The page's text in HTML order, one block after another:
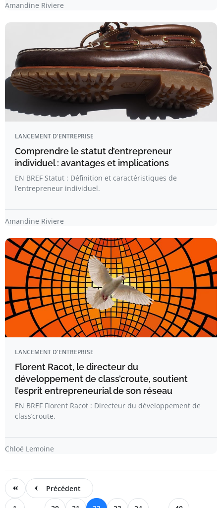
Amandine Riviere
LANCEMENT D'ENTREPRISE
Comprendre le statut d’entrepreneur
individuel : avantages et implications
EN BREF Statut : Définition et caractéristiques de
l’entrepreneur individuel.
Amandine Riviere
LANCEMENT D'ENTREPRISE
Florent Racot, le directeur du
développement de class’croute, soutient
l’esprit entrepreneurial de son réseau
EN BREF Florent Racot : Directeur du développement de
class’croute.
Chloé Lemoine
Précédent